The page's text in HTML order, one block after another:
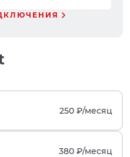
250 ₽/месяц
380 ₽/месяц